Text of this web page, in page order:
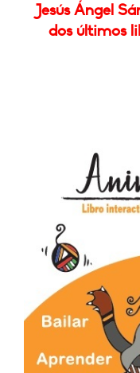
Jesús Ángel
dos últimos